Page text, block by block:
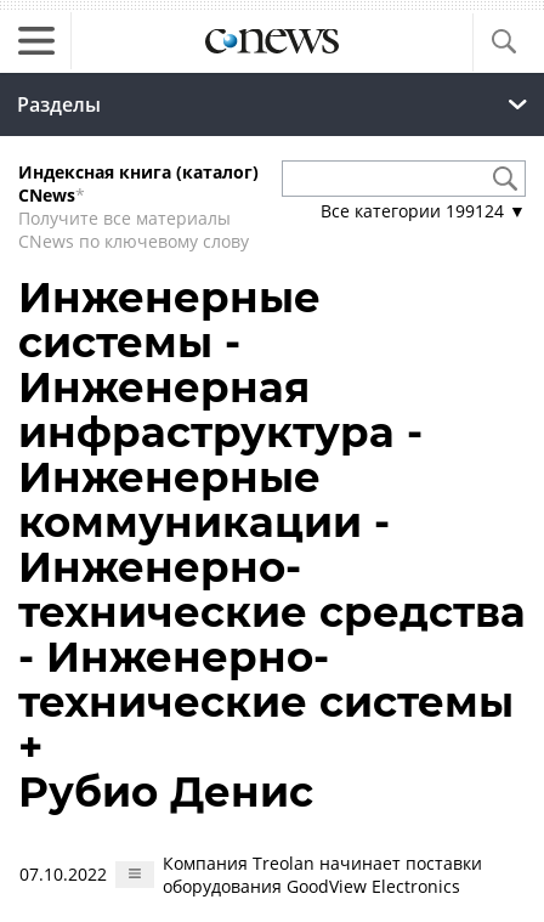
Разделы
Индексная книга (каталог)
CNews*
Получите все материалы
CNews по ключевому слову
Все категории 199124 ▼
Инженерные
системы -
Инженерная
инфраструктура -
Инженерные
коммуникации -
Инженерно-
технические средства
- Инженерно-
технические системы
+
Рубио Денис
07.10.2022
Компания Treolan начинает поставки
оборудования GoodView Electronics